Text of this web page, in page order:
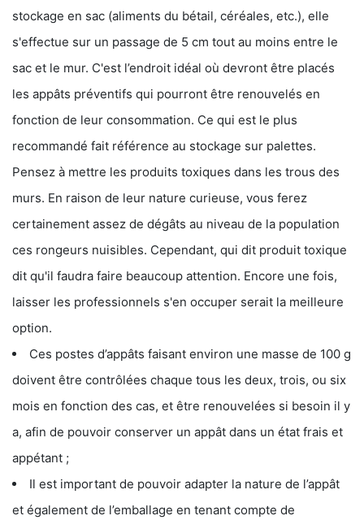
stockage en sac (aliments du bétail, céréales, etc.), elle
s'effectue sur un passage de 5 cm tout au moins entre le
sac et le mur. C'est l’endroit idéal où devront être placés
les appâts préventifs qui pourront être renouvelés en
fonction de leur consommation. Ce qui est le plus
recommandé fait référence au stockage sur palettes.
Pensez à mettre les produits toxiques dans les trous des
murs. En raison de leur nature curieuse, vous ferez
certainement assez de dégâts au niveau de la population
ces rongeurs nuisibles. Cependant, qui dit produit toxique
dit qu'il faudra faire beaucoup attention. Encore une fois,
laisser les professionnels s'en occuper serait la meilleure
option.
Ces postes d’appâts faisant environ une masse de 100 g
doivent être contrôlées chaque tous les deux, trois, ou six
mois en fonction des cas, et être renouvelées si besoin il y
a, afin de pouvoir conserver un appât dans un état frais et
appétant ;
Il est important de pouvoir adapter la nature de l’appât
et également de l’emballage en tenant compte de